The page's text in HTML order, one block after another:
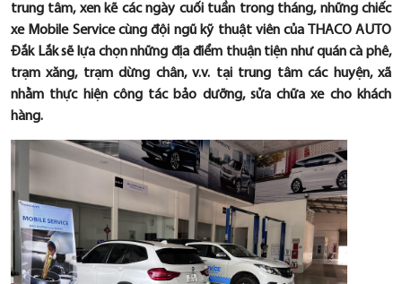
trung tâm, xen kẽ các ngày cuối tuần trong tháng, những chiếc
xe Mobile Service cùng đội ngũ kỹ thuật viên của THACO AUTO
Đắk Lắk sẽ lựa chọn những địa điểm thuận tiện như quán cà phê,
trạm xăng, trạm dừng chân, v.v. tại trung tâm các huyện, xã
nhằm thực hiện công tác bảo dưỡng, sửa chữa xe cho khách
hàng.